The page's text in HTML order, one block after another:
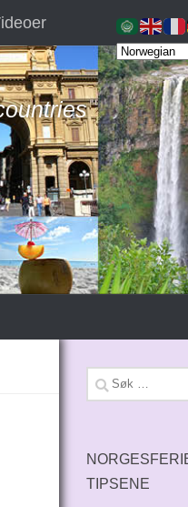
Søk
etter:
TIPSENE